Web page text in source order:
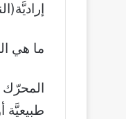
ما هي
المحرّك
طبيعيَّة